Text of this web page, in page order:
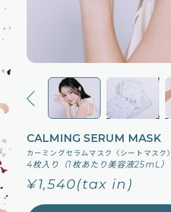
CALMING SERUM MASK
カーミングセラムマスク〈シートマスク〉
4枚入り（1枚あたり美容液25mL）
¥1,540(tax in)